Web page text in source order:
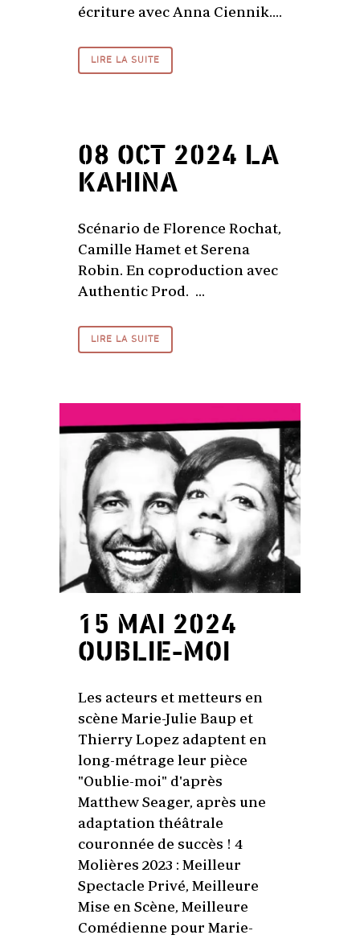
écriture avec Anna Ciennik....
LIRE LA SUITE
08 OCT 2024 LA
KAHINA
Scénario de Florence Rochat,
Camille Hamet et Serena
Robin. En coproduction avec
Authentic Prod. ...
LIRE LA SUITE
15 MAI 2024
OUBLIE-MOI
Les acteurs et metteurs en
scène Marie-Julie Baup et
Thierry Lopez adaptent en
long-métrage leur pièce
"Oublie-moi" d'après
Matthew Seager, après une
adaptation théâtrale
couronnée de succès ! 4
Molières 2023 : Meilleur
Spectacle Privé, Meilleure
Mise en Scène, Meilleure
Comédienne pour Marie-